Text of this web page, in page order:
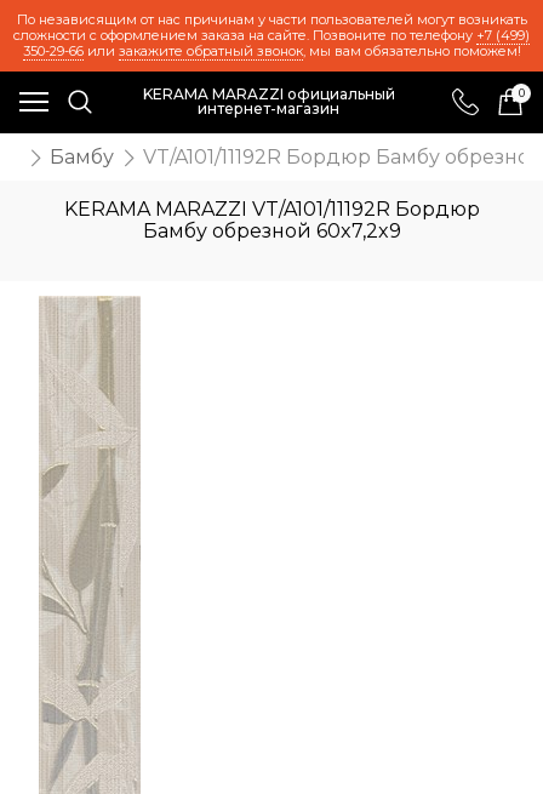
По независящим от нас причинам у части пользователей могут возникать
сложности с оформлением заказа на сайте. Позвоните по телефону +7 (499)
350-29-66или закажите обратный звонок, мы вам обязательно поможем!
KERAMA MARAZZI официальный
интернет-магазин
0
Бамбу VT/A101/11192R Бордюр Бамбу
KERAMA MARAZZI VT/A101/11192R Бордюр
Бамбу обрезной 60x7,2x9